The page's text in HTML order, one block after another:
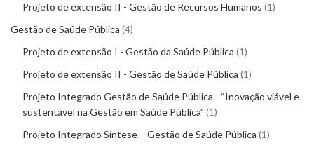
Projeto de extensão II - Gestão de Recursos Humanos 1
Gestão de Saúde Pública 4
Projeto de extensão I - Gestão da Saúde Pública 1
Projeto de extensão II - Gestão de Saúde Pública 1
Projeto Integrado Gestão de Saúde Pública - “Inovação viável e
sustentável na Gestão em Saúde Pública” 1
Projeto Integrado Síntese – Gestão de Saúde Pública 1